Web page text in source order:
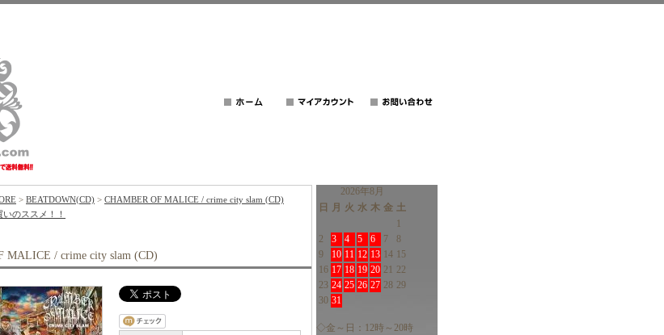
> BEATDOWN(CD) > CHAMBER OF MALICE / crime city slam (CD)
いのススメ！！
MALICE / crime city slam (CD)
2026年8月
日
月 火 水 木 金 土
1
2
3 4 5 6 7
8
9
10 11 12 13 14 15
16 17 18 19 20 21 22
23 24 25 26 27 28 29
30 31
◇金～日：12時～20時